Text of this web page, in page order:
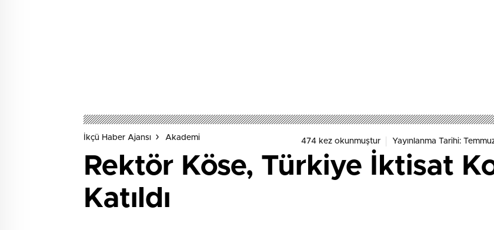
İkçü Haber Ajansı Akademi 474 kez okunmuştur Yayınlanma Tarihi:
Rektör Köse, Türkiye İktisat
Katıldı